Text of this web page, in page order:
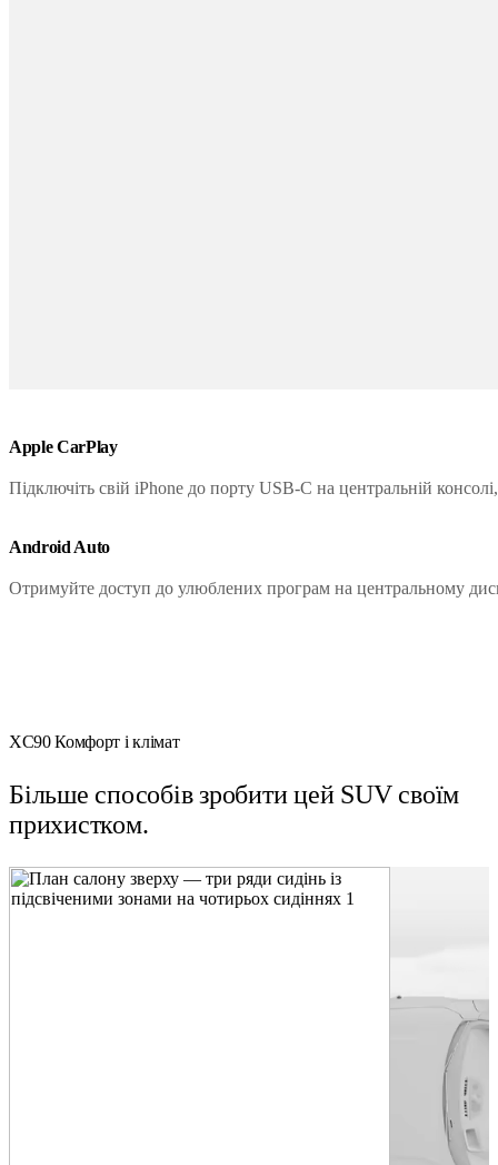
Apple CarPlay
Підключіть свій iPhone до порту USB-C на центральній
Android Auto
Отримуйте доступ до улюблених програм на центральному
XC90 Комфорт і клімат
Більше способів зробити цей SUV своїм
прихистком.